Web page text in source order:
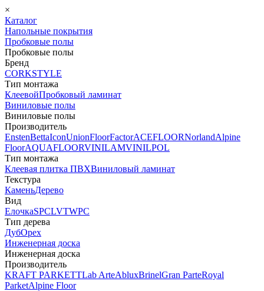
×
Каталог
Напольные покрытия
Пробковые полы
Пробковые полы
Бренд
CORKSTYLE
Тип монтажа
КлеевойПробковый ламинат
Виниловые полы
Виниловые полы
Производитель
EnstenBettaIconUnionFloorFactorACEFLOORNorlandAlpine
FloorAQUAFLOORVINILAMVINILPOL
Тип монтажа
Клеевая плитка ПВХВиниловый ламинат
Текстура
КаменьДерево
Вид
ЕлочкаSPCLVTWPC
Тип дерева
ДубОрех
Инженерная доска
Инженерная доска
Производитель
KRAFT PARKETTLab ArteAbluxBrinelGran ParteRoyal
ParketAlpine Floor